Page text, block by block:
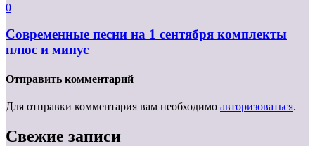
0
Современные песни на 1 сентября комплекты
плюс и минус
Отправить комментарий
Для отправки комментария вам необходимо авторизоваться.
Свежие записи